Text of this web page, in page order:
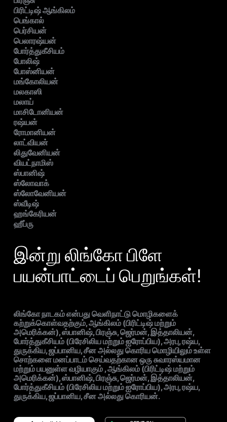
பிரிட்டிஷ் ஆங்கிலம்
பெங்கால்
பெர்சியன்
பெலாரஷ்யன்
போர்த்துகீசியம்
போலிஷ்
போஸ்னியன்
மங்கோலியன்
மலகாஸி
மலாய்
மாசிடோனியன்
ரஷ்யன்
ரோமானியன்
லாட்வியன்
லிதுவேனியன்
வியட்நாமிஸ்
ஸ்பானிஷ்
ஸ்லோவாக்
ஸ்லோவேனியன்
ஸ்வீடிஷ்
ஹங்கேரியன்
ஹீப்ரு
இன்று லிங்கோ பிளே
பயன்பாட்டைப் பெறுங்கள்!
லிங்கோ நாடகம் என்பது வெளிநாட்டு மொழிகளைக்
கற்றுக்கொள்வதற்கும், ஆங்கிலம் (பிரிட்டிஷ் மற்றும்
அமெரிக்கன்), ஸ்பானிஷ், பிரஞ்சு, ஜெர்மன், இத்தாலியன்,
போர்த்துகீசியம் (பிரேசிலிய மற்றும் ஐரோப்பிய), அரபு, ரஷ்ய,
துருக்கிய, ஜப்பானிய, சீன அல்லது கொரிய மொழியிலும் உள்ள
சொற்களை மனப்பாடம் செய்வதற்கான ஒரு சுவாரஸ்யமான
மற்றும் பயனுள்ள வழியாகும் , ஆங்கிலம் (பிரிட்டிஷ் மற்றும்
அமெரிக்கன்), ஸ்பானிஷ், பிரஞ்சு, ஜெர்மன், இத்தாலியன்,
போர்த்துகீசியம் (பிரேசிலிய மற்றும் ஐரோப்பிய), அரபு, ரஷ்ய,
துருக்கிய, ஜப்பானிய, சீன அல்லது கொரியன்.